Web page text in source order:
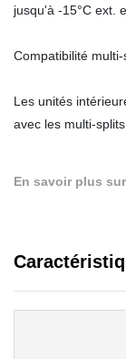
jusqu'à -15°C ext.
Compatibilité multi-
Les unités
avec les multi-splits.
En savoir plus